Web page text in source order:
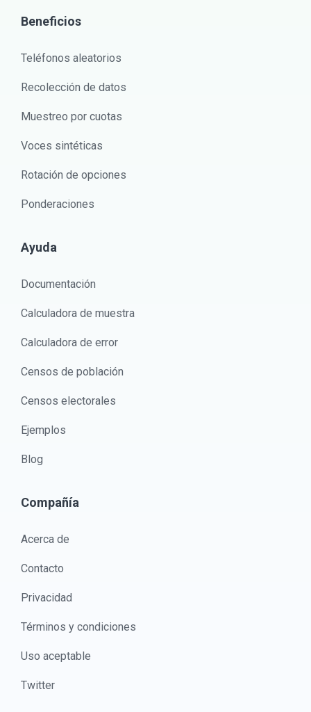
Beneficios
Teléfonos aleatorios
Recolección de datos
Muestreo por cuotas
Voces sintéticas
Rotación de opciones
Ponderaciones
Ayuda
Documentación
Calculadora de muestra
Calculadora de error
Censos de población
Censos electorales
Ejemplos
Blog
Compañía
Acerca de
Contacto
Privacidad
Términos y condiciones
Uso aceptable
Twitter